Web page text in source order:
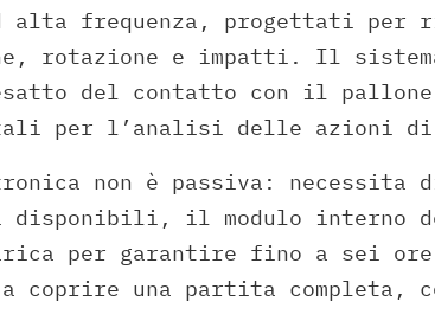
alta frequenza, progettati per
rotazione e impatti. Il
del contatto con il
per l’analisi delle azioni
non è passiva: necessita
disponibili, il modulo interno
per garantire fino a sei ore
una partita completa,